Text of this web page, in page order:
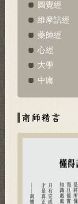
圓覺經
維摩詰經
藥師經
心經
大學
中庸